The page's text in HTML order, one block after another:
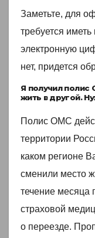
Заметьте, для
требуется
электронную
нет, придется
Я получил полис
жить в другой.
Полис ОМС
территории
каком регионе
сменили место
течение
страховой
о переезде.